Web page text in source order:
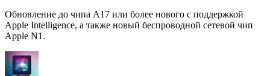
Обновление до чипа A17 или более нового с поддержкой
Apple Intelligence, а также новый беспроводной сетевой чип
Apple N1.